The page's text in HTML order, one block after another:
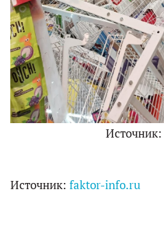
Источник:
Источник: faktor-info.ru